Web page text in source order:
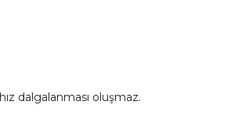
dalgalanması oluşmaz.